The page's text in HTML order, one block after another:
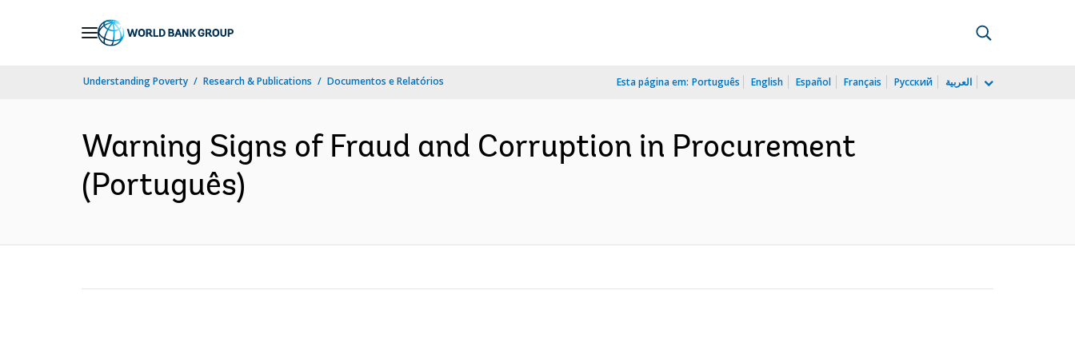
Understanding Poverty Research & Publications Documentos e Relatórios Esta página em: Português English Español Français Русский العربية
Warning Signs of Fraud and Corruption in Procurement
(Português)